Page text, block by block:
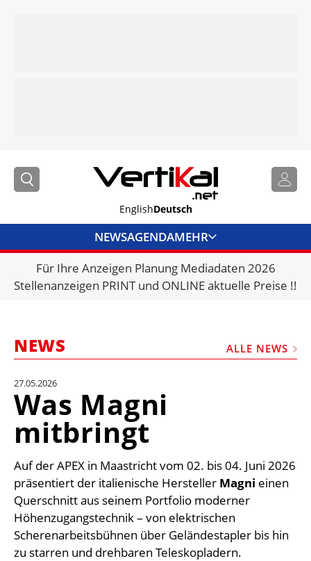
EnglishDeutsch
NEWSAGENDAMEHR
BRANCHENLINKS
VERMIETER
VIDEOS
BIBLIOTHEK
KRAN & BÜHNE
MEDIADATEN
WÄHRUNGSRECHNER
EINHEITENKONVERTER
KONTAKT
Für Ihre Anzeigen Planung Mediadaten 2026
Stellenanzeigen PRINT und ONLINE aktuelle Preise !!
NEWS ALLE NEWS
27.05.2026
Was Magni
mitbringt
Auf der APEX in Maastricht vom 02. bis 04. Juni 2026
präsentiert der italienische Hersteller Magni einen
Querschnitt aus seinem Portfolio moderner
Höhenzugangstechnik – von elektrischen
Scherenarbeitsbühnen über Geländestapler bis hin
zu starren und drehbaren Teleskopladern.